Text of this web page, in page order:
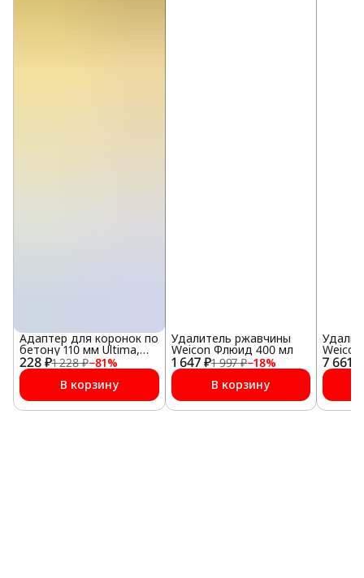
228 ₽1 228 ₽−81%
Адаптер для коронок по
бетону 110 мм Ultima,
SDS plus
В корзину
1 647 ₽1 997 ₽−18%
Удалитель ржавчины
Weicon Флюид 400 мл
В корзину
7 661 ₽